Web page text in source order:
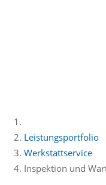
Leistungsportfolio
Werkstattservice
Inspektion und